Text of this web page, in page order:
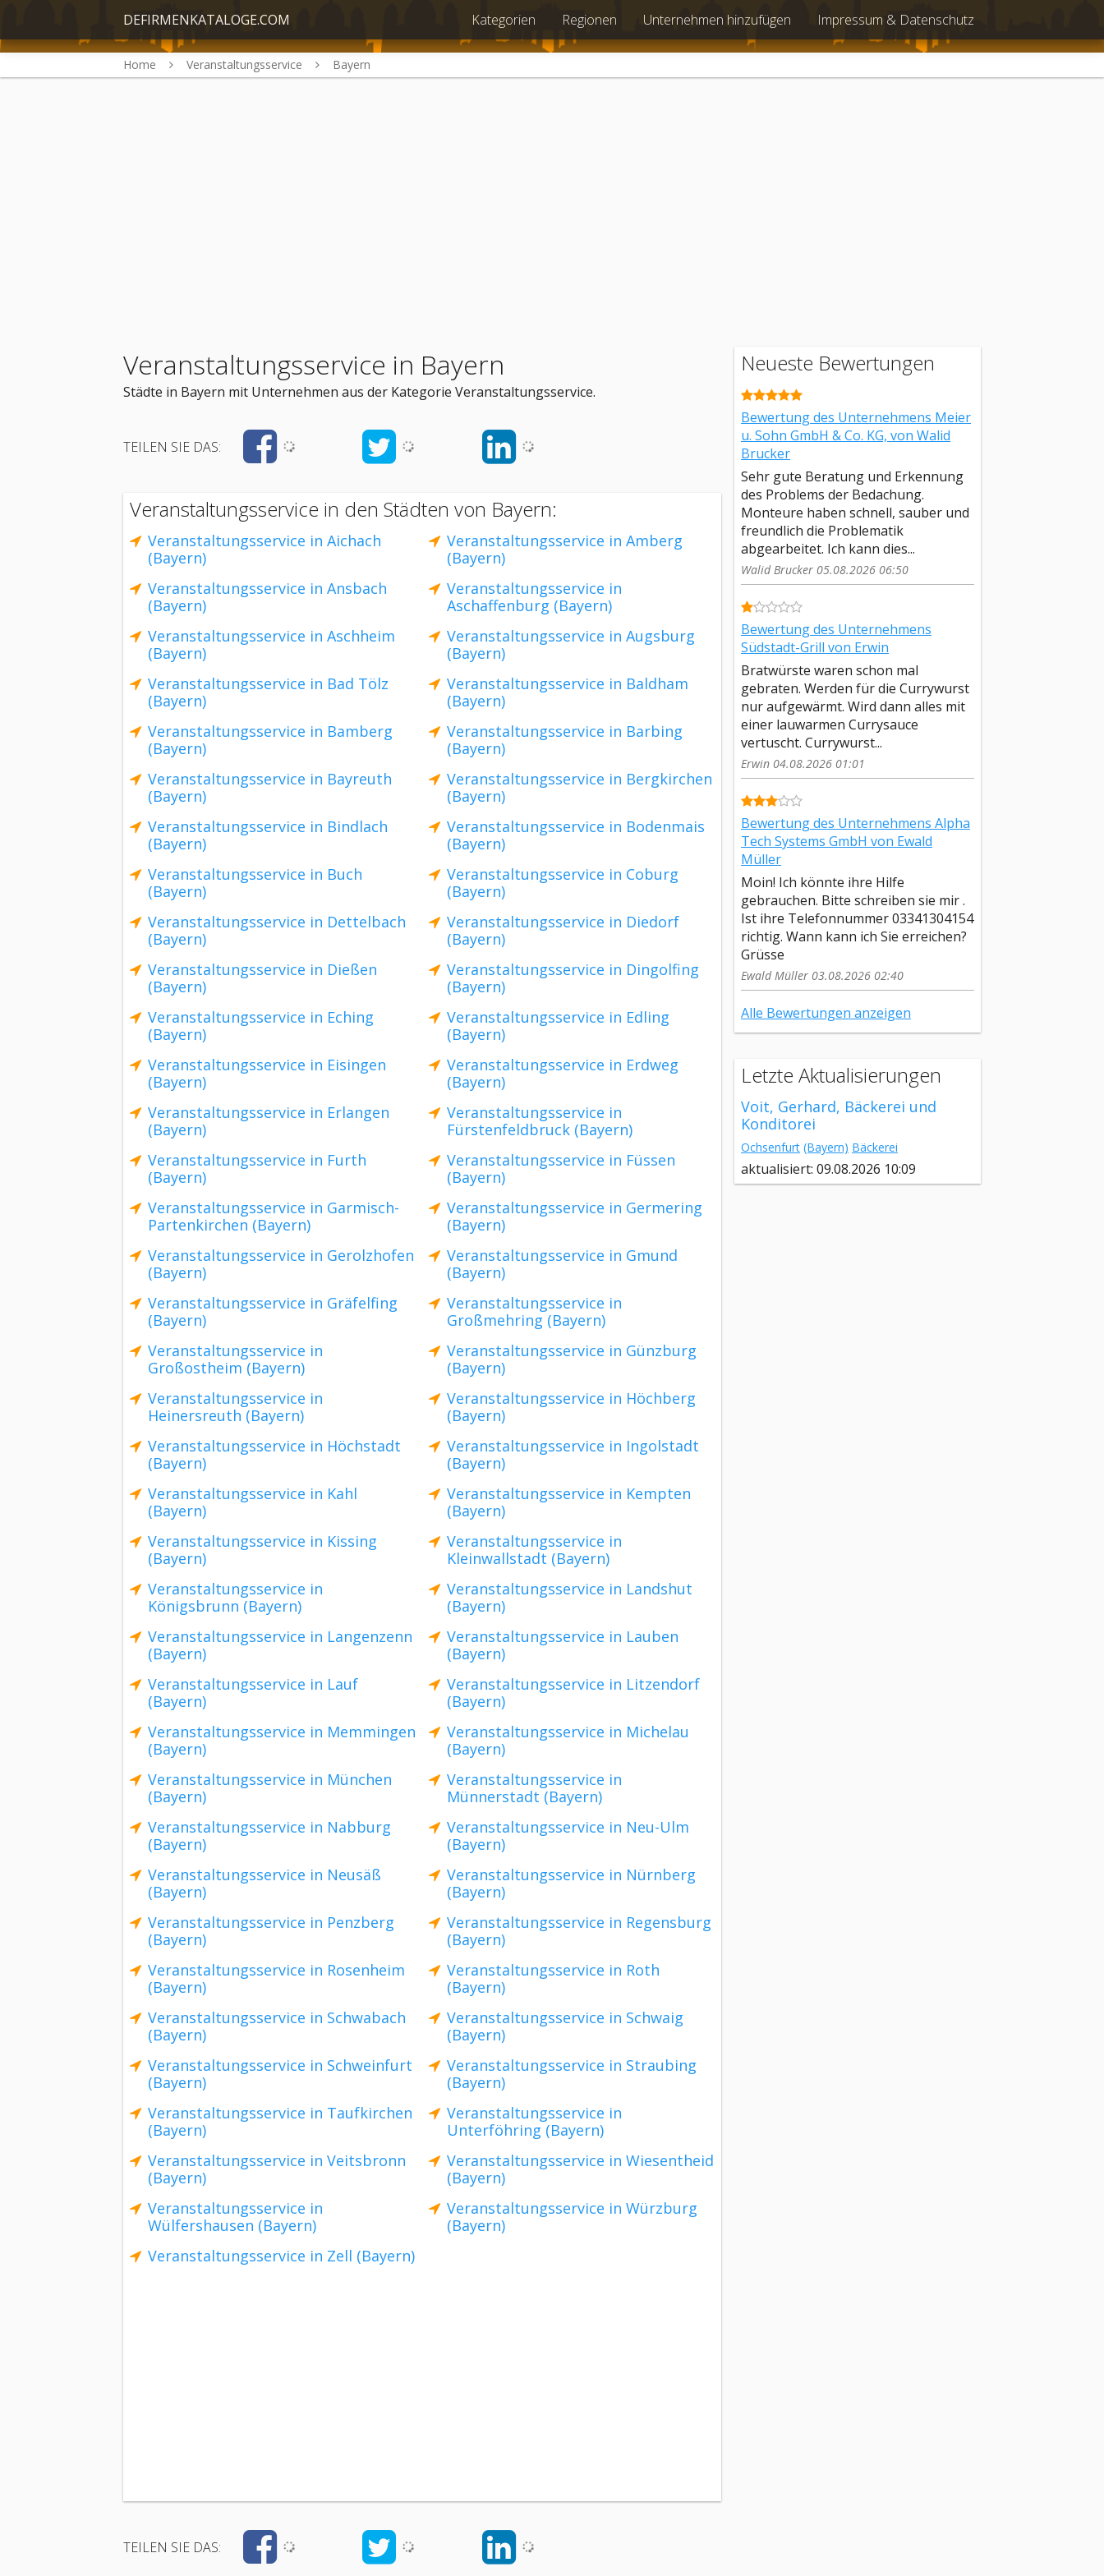
DEFIRMENKATALOGE.COM Kategorien Regionen Unternehmen hinzufügen Impressum & Datenschutz
Home Veranstaltungsservice Bayern
Veranstaltungsservice in Bayern
Städte in Bayern mit Unternehmen aus der Kategorie Veranstaltungsservice.
TEILEN SIE DAS:
Veranstaltungsservice in den Städten von Bayern:
Veranstaltungsservice in Aichach
(Bayern)
Veranstaltungsservice in Amberg
(Bayern)
Veranstaltungsservice in Ansbach
(Bayern)
Veranstaltungsservice in
Aschaffenburg (Bayern)
Veranstaltungsservice in Aschheim
(Bayern)
Veranstaltungsservice in Augsburg
(Bayern)
Veranstaltungsservice in Bad Tölz
(Bayern)
Veranstaltungsservice in Baldham
(Bayern)
Veranstaltungsservice in Bamberg
(Bayern)
Veranstaltungsservice in Barbing
(Bayern)
Veranstaltungsservice in Bayreuth
(Bayern)
Veranstaltungsservice in Bergkirchen
(Bayern)
Veranstaltungsservice in Bindlach
(Bayern)
Veranstaltungsservice in Bodenmais
(Bayern)
Veranstaltungsservice in Buch
(Bayern)
Veranstaltungsservice in Coburg
(Bayern)
Veranstaltungsservice in Dettelbach
(Bayern)
Veranstaltungsservice in Diedorf
(Bayern)
Veranstaltungsservice in Dießen
(Bayern)
Veranstaltungsservice in Dingolfing
(Bayern)
Veranstaltungsservice in Eching
(Bayern)
Veranstaltungsservice in Edling
(Bayern)
Veranstaltungsservice in Eisingen
(Bayern)
Veranstaltungsservice in Erdweg
(Bayern)
Veranstaltungsservice in Erlangen
(Bayern)
Veranstaltungsservice in
Fürstenfeldbruck (Bayern)
Veranstaltungsservice in Furth
(Bayern)
Veranstaltungsservice in Füssen
(Bayern)
Veranstaltungsservice in Garmisch-
Partenkirchen (Bayern)
Veranstaltungsservice in Germering
(Bayern)
Veranstaltungsservice in Gerolzhofen
(Bayern)
Veranstaltungsservice in Gmund
(Bayern)
Veranstaltungsservice in Gräfelfing
(Bayern)
Veranstaltungsservice in
Großmehring (Bayern)
Veranstaltungsservice in
Großostheim (Bayern)
Veranstaltungsservice in Günzburg
(Bayern)
Veranstaltungsservice in
Heinersreuth (Bayern)
Veranstaltungsservice in Höchberg
(Bayern)
Veranstaltungsservice in Höchstadt
(Bayern)
Veranstaltungsservice in Ingolstadt
(Bayern)
Veranstaltungsservice in Kahl
(Bayern)
Veranstaltungsservice in Kempten
(Bayern)
Veranstaltungsservice in Kissing
(Bayern)
Veranstaltungsservice in
Kleinwallstadt (Bayern)
Veranstaltungsservice in
Königsbrunn (Bayern)
Veranstaltungsservice in Landshut
(Bayern)
Veranstaltungsservice in Langenzenn
(Bayern)
Veranstaltungsservice in Lauben
(Bayern)
Veranstaltungsservice in Lauf
(Bayern)
Veranstaltungsservice in Litzendorf
(Bayern)
Veranstaltungsservice in Memmingen
(Bayern)
Veranstaltungsservice in Michelau
(Bayern)
Veranstaltungsservice in München
(Bayern)
Veranstaltungsservice in
Münnerstadt (Bayern)
Veranstaltungsservice in Nabburg
(Bayern)
Veranstaltungsservice in Neu-Ulm
(Bayern)
Veranstaltungsservice in Neusäß
(Bayern)
Veranstaltungsservice in Nürnberg
(Bayern)
Veranstaltungsservice in Penzberg
(Bayern)
Veranstaltungsservice in Regensburg
(Bayern)
Veranstaltungsservice in Rosenheim
(Bayern)
Veranstaltungsservice in Roth
(Bayern)
Veranstaltungsservice in Schwabach
(Bayern)
Veranstaltungsservice in Schwaig
(Bayern)
Veranstaltungsservice in Schweinfurt
(Bayern)
Veranstaltungsservice in Straubing
(Bayern)
Veranstaltungsservice in Taufkirchen
(Bayern)
Veranstaltungsservice in
Unterföhring (Bayern)
Veranstaltungsservice in Veitsbronn
(Bayern)
Veranstaltungsservice in Wiesentheid
(Bayern)
Veranstaltungsservice in
Wülfershausen (Bayern)
Veranstaltungsservice in Würzburg
(Bayern)
Veranstaltungsservice in Zell (Bayern)
TEILEN SIE DAS:
Neueste Bewertungen
Bewertung des Unternehmens Meier
u. Sohn GmbH & Co. KG, von Walid
Brucker
Sehr gute Beratung und Erkennung
des Problems der Bedachung.
Monteure haben schnell, sauber und
freundlich die Problematik
abgearbeitet. Ich kann dies...
Walid Brucker 05.08.2026 06:50
Bewertung des Unternehmens
Südstadt-Grill von Erwin
Bratwürste waren schon mal
gebraten. Werden für die Currywurst
nur aufgewärmt. Wird dann alles mit
einer lauwarmen Currysauce
vertuscht. Currywurst...
Erwin 04.08.2026 01:01
Bewertung des Unternehmens Alpha
Tech Systems GmbH von Ewald
Müller
Moin! Ich könnte ihre Hilfe
gebrauchen. Bitte schreiben sie mir .
Ist ihre Telefonnummer 03341304154
richtig. Wann kann ich Sie erreichen?
Grüsse
Ewald Müller 03.08.2026 02:40
Alle Bewertungen anzeigen
Letzte Aktualisierungen
Voit, Gerhard, Bäckerei und
Konditorei
Ochsenfurt (Bayern) Bäckerei
aktualisiert: 09.08.2026 10:09